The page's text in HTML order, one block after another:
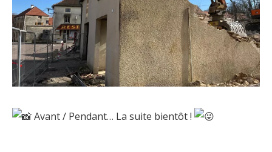
Avant / Pendant… La suite bientôt !